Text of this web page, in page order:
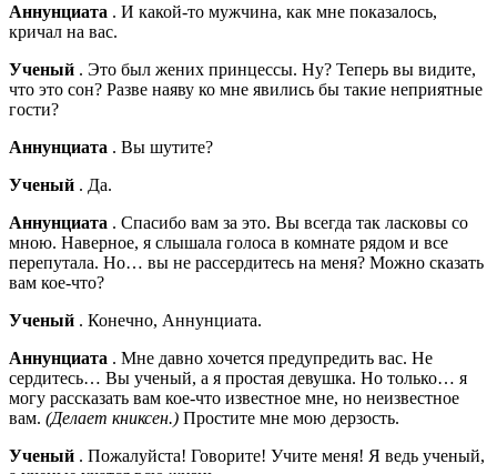
Аннунциата . И какой-то мужчина, как мне показалось,
кричал на вас.
Ученый . Это был жених принцессы. Ну? Теперь вы видите,
что это сон? Разве наяву ко мне явились бы такие неприятные
гости?
Аннунциата . Вы шутите?
Ученый . Да.
Аннунциата . Спасибо вам за это. Вы всегда так ласковы со
мною. Наверное, я слышала голоса в комнате рядом и все
перепутала. Но… вы не рассердитесь на меня? Можно сказать
вам кое-что?
Ученый . Конечно, Аннунциата.
Аннунциата . Мне давно хочется предупредить вас. Не
сердитесь… Вы ученый, а я простая девушка. Но только… я
могу рассказать вам кое-что известное мне, но неизвестное
вам. (Делает книксен.) Простите мне мою дерзость.
Ученый . Пожалуйста! Говорите! Учите меня! Я ведь ученый,